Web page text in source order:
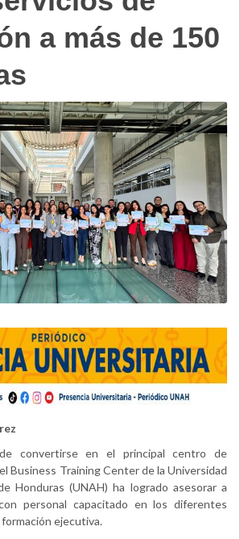
a más de 150
convertirse en el principal centro de
Business Training Center de la Universidad
Honduras (UNAH) ha logrado asesorar a
personal capacitado en los diferentes
ejecutiva.